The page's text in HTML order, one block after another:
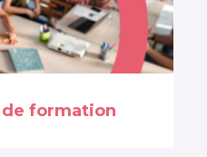
formation